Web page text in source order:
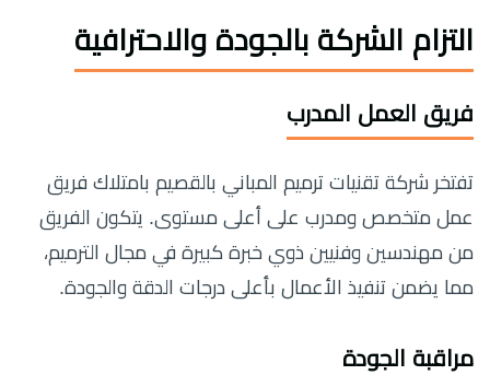
التزام الشركة بالجودة والاحترافية
فريق العمل المدرب
تفتخر شركة تقنيات ترميم المباني بالقصيم بامتلاك فريق
عمل متخصص ومدرب على أعلى مستوى. يتكون الفريق
من مهندسين وفنيين ذوي خبرة كبيرة في مجال الترميم،
مما يضمن تنفيذ الأعمال بأعلى درجات الدقة والجودة.
مراقبة الجودة